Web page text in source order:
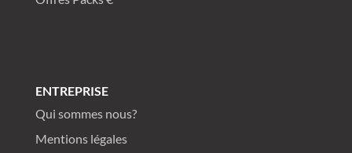
ENTREPRISE
Qui sommes nous?
Mentions légales